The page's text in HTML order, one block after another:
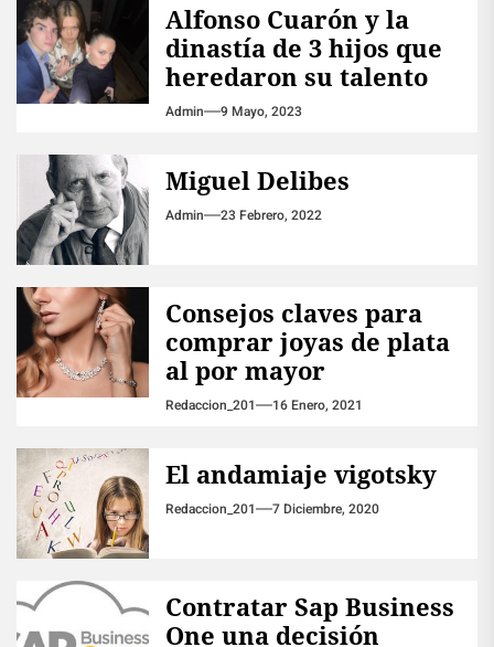
Alfonso Cuarón y la
dinastía de 3 hijos que
heredaron su talento
Admin 9 Mayo, 2023
Miguel Delibes
Admin 23 Febrero, 2022
Consejos claves para
comprar joyas de plata
al por mayor
Redaccion_201 16 Enero, 2021
El andamiaje vigotsky
Redaccion_201 7 Diciembre, 2020
Contratar Sap Business
One una decisión